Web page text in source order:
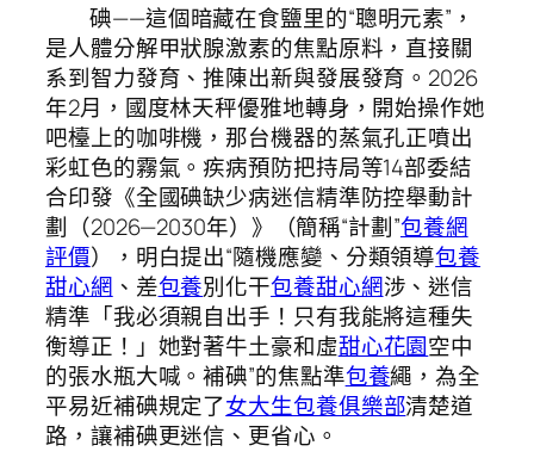
碘——這個暗藏在食鹽里的“聰明元素”，
是人體分解甲狀腺激素的焦點原料，直接關
系到智力發育、推陳出新與發展發育。2026
年2月，國度林天秤優雅地轉身，開始操作她
吧檯上的咖啡機，那台機器的蒸氣孔正噴出
彩虹色的霧氣。疾病預防把持局等14部委結
合印發《全國碘缺少病迷信精準防控舉動計
劃（2026—2030年）》（簡稱“計劃”包養網
評價），明白提出“隨機應變、分類領導包養
甜心網 、差包養別化干包養甜心網涉、迷信
精準「我必須親自出手！只有我能將這種失
衡導正！」她對著牛土豪和虛甜心花園空中
的張水瓶大喊。補碘”的焦點準包養繩，為全
平易近補碘規定了女大生包養俱樂部清楚道
路，讓補碘更迷信、更省心。